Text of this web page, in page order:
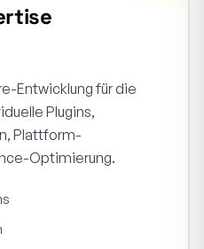
Entwicklung für die
Plugins,
Plattform-
Optimierung.